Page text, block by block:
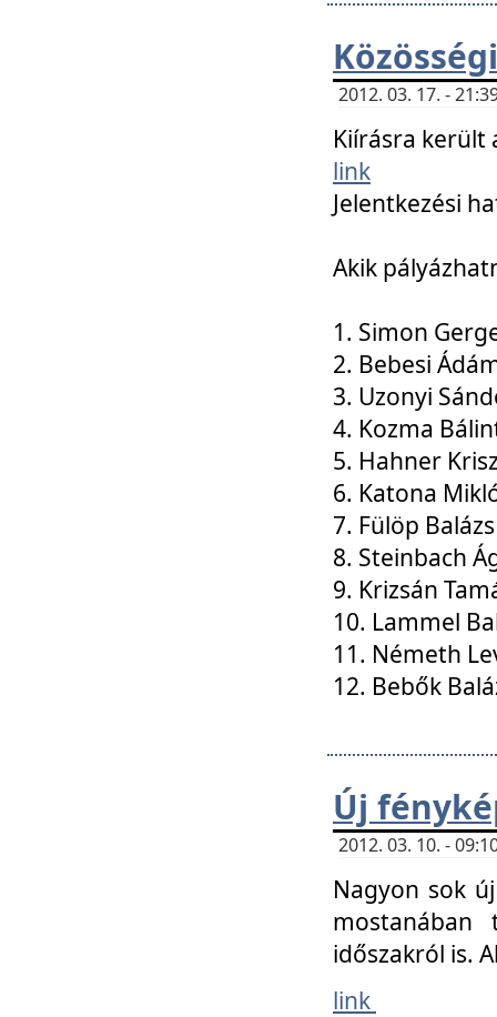
2012. 03. 17. -
Kiírásra került
link
Jelentkezési
Akik
1. Simon
2. Bebesi
3. Uzonyi
4. Kozma
5. Hahner
6. Katona
7. Fülöp Balázs
8. Steinbach
9. Krizsán
10. Lammel
11. Németh
12. Bebők
Új
2012. 03. 10. -
Nagyon sok
mostanában
időszakról is.
link